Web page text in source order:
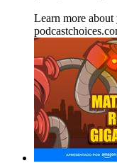
Learn more